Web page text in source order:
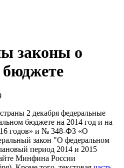
законы о
2 декабря федеральные
бюджете на 2014 год и на
годов» и № 348-ФЗ «О
закон "О федеральном
период 2014 и 2015
Минфина России